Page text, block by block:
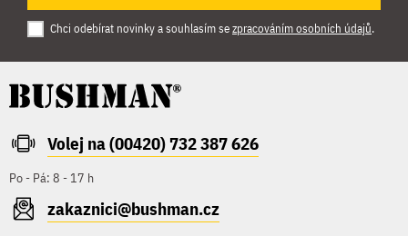
Chci odebírat novinky a souhlasím sezpracováním osobních údajů.
Volej na (00420) 732 387 626
Po - Pá: 8 - 17 h
zakaznici@bushman.cz